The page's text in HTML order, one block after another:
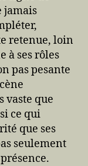
jamais
retenue, loin
à ses rôles
pas pesante
vaste que
ce qui
que ses
seulement